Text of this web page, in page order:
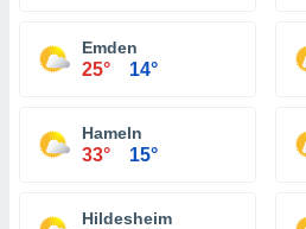
Emden
25° 14°
Hameln
33° 15°
Hildesheim